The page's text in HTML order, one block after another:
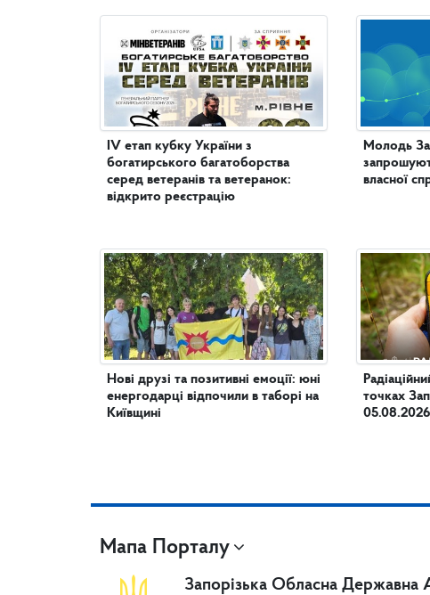
IV етап кубку України з
богатирського багатоборства
серед ветеранів та ветеранок:
відкрито реєстрацію
Нові друзі та позитивні емоції: юні
енергодарці відпочили в таборі на
Київщині
Молодь
власної
точках
05.08.2026
Мапа Порталу
Запорізька Обласна Державна